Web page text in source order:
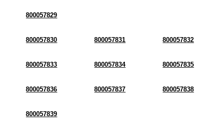
800057829
800057830 800057831 800057832
800057833 800057834 800057835
800057836 800057837 800057838
800057839